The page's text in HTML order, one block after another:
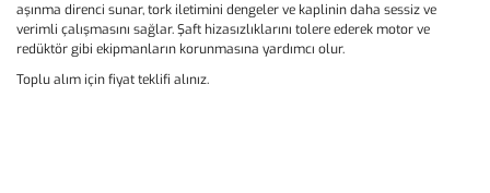
aşınma direnci sunar, tork iletimini dengeler ve kaplinin daha sessiz ve
verimli çalışmasını sağlar. Şaft hizasızlıklarını tolere ederek motor ve
redüktör gibi ekipmanların korunmasına yardımcı olur.
Toplu alım için fiyat teklifi alınız.